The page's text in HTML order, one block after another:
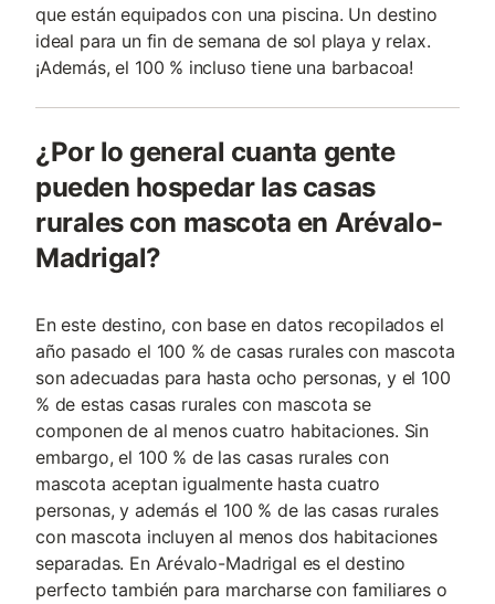
que están equipados con una piscina. Un destino
ideal para un fin de semana de sol playa y relax.
¡Además, el 100 % incluso tiene una barbacoa!
¿Por lo general cuanta gente
pueden hospedar las casas
rurales con mascota en Arévalo-
Madrigal?
En este destino, con base en datos recopilados el
año pasado el 100 % de casas rurales con mascota
son adecuadas para hasta ocho personas, y el 100
% de estas casas rurales con mascota se
componen de al menos cuatro habitaciones. Sin
embargo, el 100 % de las casas rurales con
mascota aceptan igualmente hasta cuatro
personas, y además el 100 % de las casas rurales
con mascota incluyen al menos dos habitaciones
separadas. En Arévalo-Madrigal es el destino
perfecto también para marcharse con familiares o